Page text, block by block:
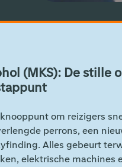
(MKS): De stille
om reizigers
perrons, een
Alles gebeurt
elektrische